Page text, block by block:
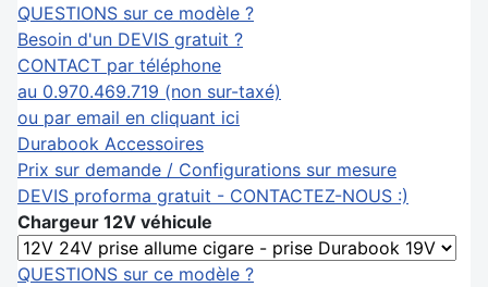
QUESTIONS sur ce modèle ?
Besoin d'un DEVIS gratuit ?
CONTACT par téléphone
au 0.970.469.719 (non sur-taxé)
ou par email en cliquant ici
Durabook Accessoires
Prix sur demande / Configurations sur mesure
DEVIS proforma gratuit - CONTACTEZ-NOUS :)
Chargeur 12V véhicule
QUESTIONS sur ce modèle ?